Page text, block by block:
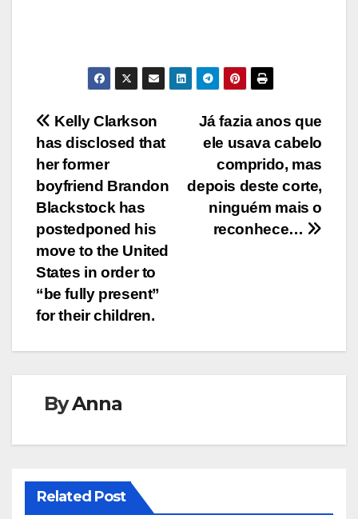
Post
navigation
Já fazia anos que
ele usava cabelo
comprido, mas
depois deste corte,
ninguém mais o
reconhece…
Kelly Clarkson
has disclosed that
her former
boyfriend Brandon
Blackstock has
postedponed his
move to the United
States in order to
“be fully present”
for their children.
ByAnna
Related Post